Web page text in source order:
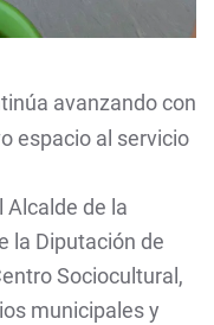
avanzando con
espacio al servicio
Alcalde de la
la Diputación de
Sociocultural,
municipales y